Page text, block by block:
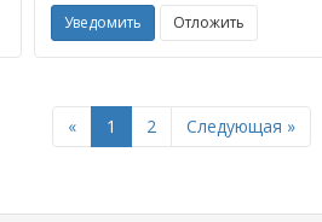
Уведомить Отложить
«Previous
1 2 Следующая »Next